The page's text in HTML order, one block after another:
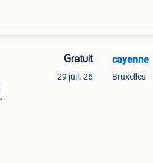
Gratuit
29 juil. 26
cayenne
Bruxelles